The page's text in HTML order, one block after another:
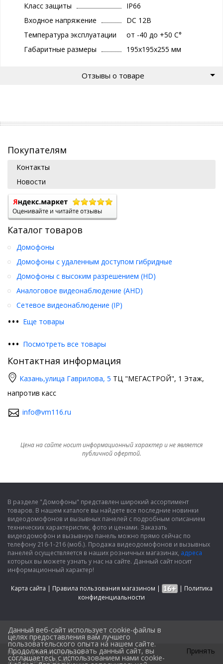
Класс защиты
IP66
Входное напряжение
DC 12В
Температура эксплуатации
от -40 до +50 С°
Габаритные размеры
195х195х255 мм
Отзывы о товаре
Покупателям
Контакты
Новости
Каталог товаров
••• Еще товары
Домофоны
Домофоны с удаленным доступом гибридные
Домофоны с высоким разрешением (HD)
Аналоговое видеонаблюдение (AHD)
Сетевое видеонаблюдение (IP)
••• Посмотреть все товары
Контактная информация
Казань,улица Гаврилова, 5 ТЦ "МЕГАСТРОЙ", 1 Этаж,
напротив касс
info@vm116.ru
Цена на сайте носит информационный характер и не является
публичной офертой.
В разделе "Домофоны" представлен широкий ассортимент
товаров. В нашем каталоге вы найдете все последние новинки
видеодомофонов и вызывных панелей с подробным описанием
технических характеристик, фото и ценами. Заказать
видеодомофон и вызывную панель можно прямо сейчас по
телефону 216-1-216 (моб.). Продажа видеодомофонов и вызывных
панелей осуществляется в наших розничных магазинах, адреса
которых вы можете узнать у нас на сайте. Данный сайт носит
информационный характер!
Карта сайта | Правила пользования магазином | | Политика
конфиденциальности
Показать полную версию
2025 © ВидеоМастер
Design by
Данный веб-сайт использует cookie-файлы в
целях предоставления вам лучшего
пользовательского опыта на нашем сайте.
Продолжая использовать данный сайт, вы
соглашаетесь с использованием нами cookie-
Принять